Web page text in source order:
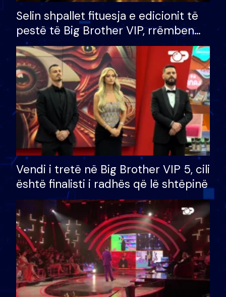
Selin shpallet fituesja e edicionit të
pestë të Big Brother VIP, rrëmben
çmimin e madh prej 100 mijë eurosh
Vendi i tretë në Big Brother VIP 5, cili
është finalisti i radhës që lë shtëpinë